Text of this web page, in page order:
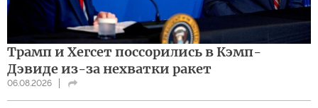
Трамп и Хегсет поссорились в Кэмп-
Дэвиде из-за нехватки ракет
06.08.2026